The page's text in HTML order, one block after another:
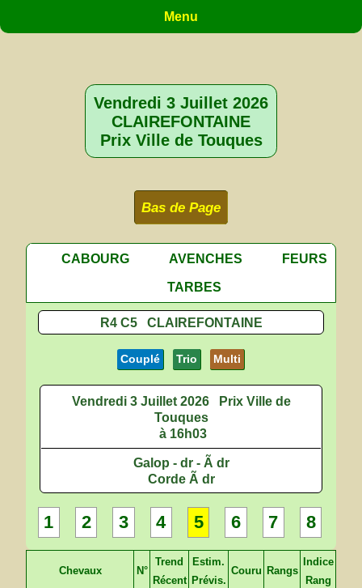
Menu
Vendredi 3 Juillet 2026
CLAIREFONTAINE
Prix Ville de Touques
Bas de Page
CABOURG AVENCHES
FEURS
TARBES
R4 C5 CLAIREFONTAINE
Couplé Trio Multi
Vendredi 3 Juillet 2026
Prix Ville de
Touques
à 16h03
Galop - dr - Ã dr
Corde Ã dr
1 2 3 4 5 6 7 8
Chevaux N°
Trend
Récent
Estim.
Prévis.
Couru Rangs
Indice
Rang